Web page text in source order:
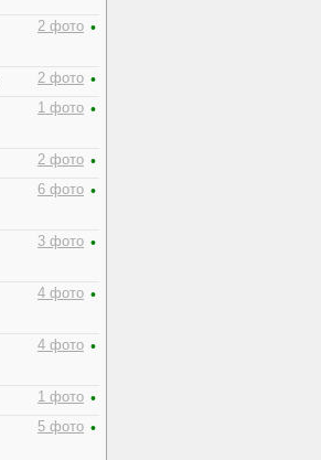
2 фото •
2 фото •
1 фото •
2 фото •
6 фото •
3 фото •
4 фото •
4 фото •
1 фото •
5 фото •